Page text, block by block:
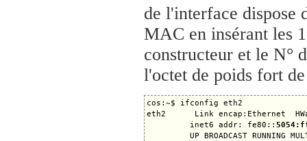
de l'interface
MAC en insérant les
constructeur et le N°
l'octet de poids fort
cos:~$ ifconfig eth2
eth2      Link encap:Ethernet
         inet6 addr: fe80::
UP BROADCAST RUNNING